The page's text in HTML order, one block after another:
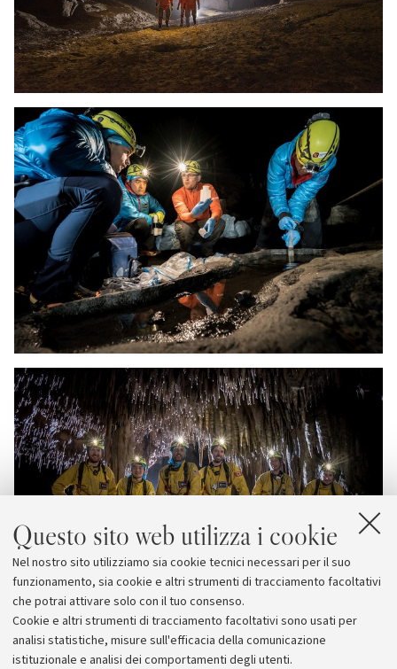
Questo sito web utilizza i cookie
Nel nostro sito utilizziamo sia cookie tecnici necessari per il suo
funzionamento, sia cookie e altri strumenti di tracciamento facoltativi
che potrai attivare solo con il tuo consenso.
Cookie e altri strumenti di tracciamento facoltativi sono usati per
analisi statistiche, misure sull'efficacia della comunicazione
istituzionale e analisi dei comportamenti degli utenti.